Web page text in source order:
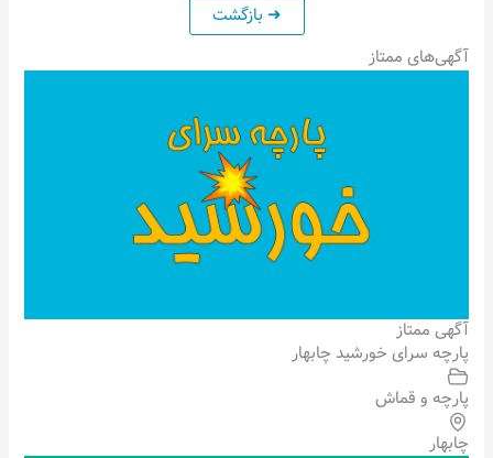
آگهی‌های ممتاز
آگهی ممتاز
پارچه سرای خورشید چابهار
پارچه و قماش
چابهار